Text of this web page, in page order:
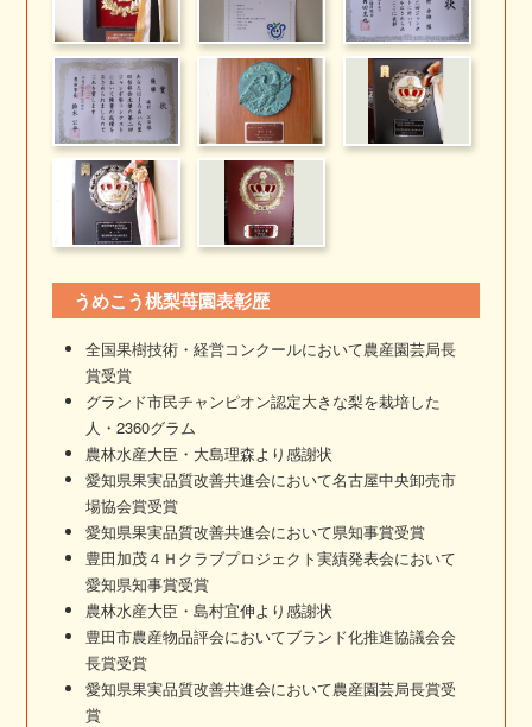
うめこう桃梨苺園表彰歴
全国果樹技術・経営コンクールにおいて農産園芸局長
賞受賞
グランド市民チャンピオン認定大きな梨を栽培した
人・2360グラム
農林水産大臣・大島理森より感謝状
愛知県果実品質改善共進会において名古屋中央卸売市
場協会賞受賞
愛知県果実品質改善共進会において県知事賞受賞
豊田加茂４Ｈクラブプロジェクト実績発表会において
愛知県知事賞受賞
農林水産大臣・島村宜伸より感謝状
豊田市農産物品評会においてブランド化推進協議会会
長賞受賞
愛知県果実品質改善共進会において農産園芸局長賞受
賞